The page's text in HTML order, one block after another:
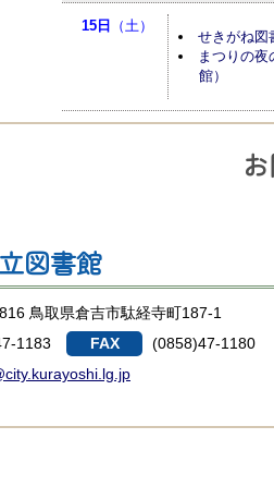
15日 （土）
せきがね図
まつりの夜
館）
図書館
鳥取県倉吉市駄経寺町187-1
1183 FAX
(0858)47-1180